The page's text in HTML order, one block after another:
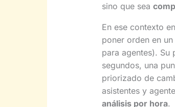
sino que sea
En ese contexto
poner orden en
para agentes). Su
segundos, una
priorizado de
asistentes y
análisis por hora.